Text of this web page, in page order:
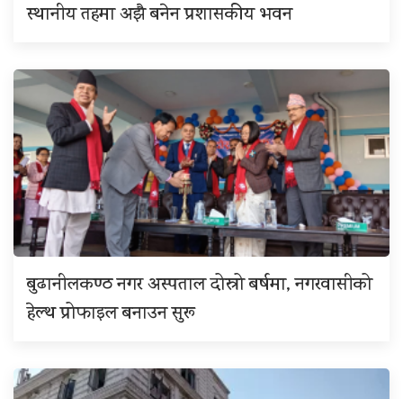
स्थानीय तहमा अझै बनेन प्रशासकीय भवन
बुढानीलकण्ठ नगर अस्पताल दोस्रो बर्षमा, नगरवासीको
हेल्थ प्रोफाइल बनाउन सुरू